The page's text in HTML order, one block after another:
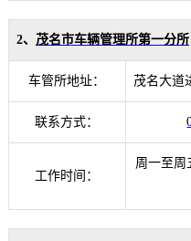
2、 茂名市车辆管理所第一分所
车管所地址： 茂名大道
联系方式：
工作时间：
周一至